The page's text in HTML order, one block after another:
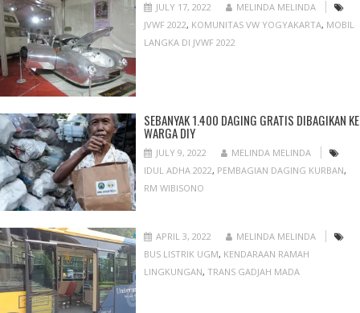
JULY 17, 2022
MELINDA MELINDA
JVWF 2022, KOMUNITAS VW YOGYAKARTA, MOBIL
LANGKA DI JVWF 2022
SEBANYAK 1.400 DAGING GRATIS DIBAGIKAN KE
WARGA DIY
JULY 9, 2022
MELINDA MELINDA
IDUL ADHA 2022, PEMBAGIAN DAGING KURBAN,
RM WIBISONO
APRIL 3, 2022
MELINDA MELINDA
BUS LISTRIK UGM, KENDARAAN RAMAH
LINGKUNGAN,TRANS GADJAH MADA